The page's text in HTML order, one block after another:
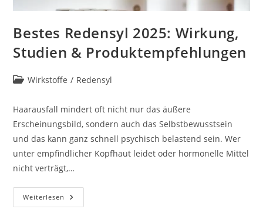
Bestes Redensyl 2025: Wirkung,
Studien & Produktempfehlungen
Beitrags-
Wirkstoffe / Redensyl
Haarausfall mindert oft nicht nur das äußere
Erscheinungsbild, sondern auch das Selbstbewusstsein
und das kann ganz schnell psychisch belastend sein. Wer
unter empfindlicher Kopfhaut leidet oder hormonelle Mittel
nicht verträgt,…
Weiterlesen Bestes
Redensyl